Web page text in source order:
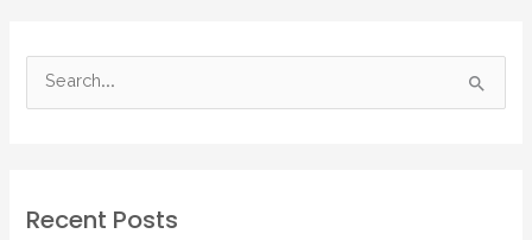
e
c
Recent Posts